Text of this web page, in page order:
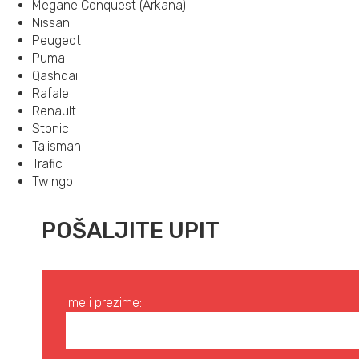
Megane Conquest (Arkana)
Nissan
Peugeot
Puma
Qashqai
Rafale
Renault
Stonic
Talisman
Trafic
Twingo
POŠALJITE UPIT
Ime i prezime: